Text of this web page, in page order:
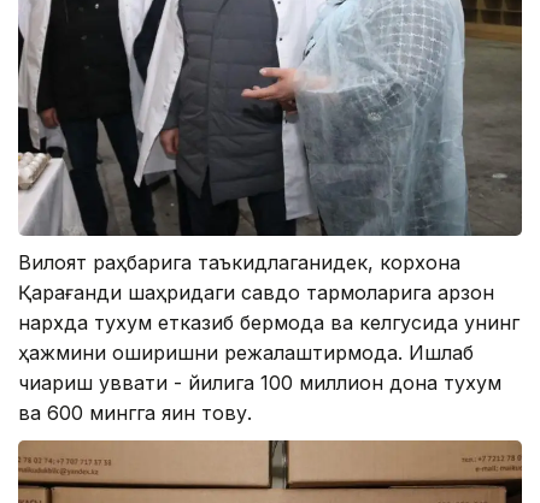
Вилоят раҳбарига таъкидлаганидек, корхона
Қарағанди шаҳридаги савдо тармоқларига арзон
нархда тухум етказиб бермоқда ва келгусида унинг
ҳажмини оширишни режалаштирмоқда. Ишлаб
чиқариш қуввати - йилига 100 миллион дона тухум
ва 600 мингга яқин товуқ.